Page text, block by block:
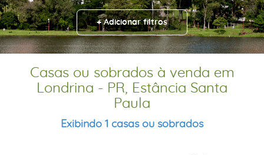
+ Adicionar filtros
Casas ou sobrados à venda em
Londrina - PR, Estância Santa
Paula
Exibindo 1 casas ou sobrados